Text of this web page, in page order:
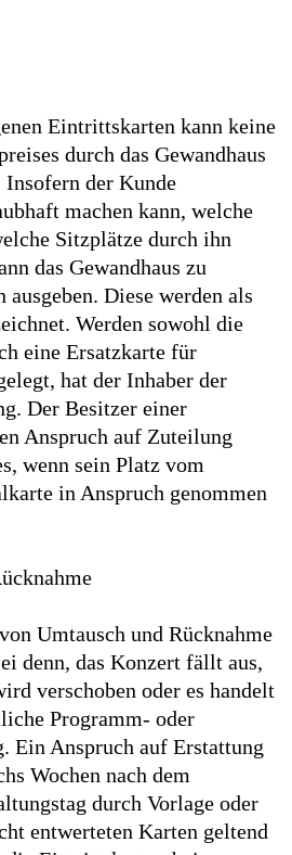
Eintrittskarten kann keine
durch das Gewandhaus
der Kunde
machen kann, welche
Sitzplätze durch ihn
das Gewandhaus zu
Diese werden als
Werden sowohl die
eine Ersatzkarte für
hat der Inhaber der
Der Besitzer einer
Anspruch auf Zuteilung
wenn sein Platz vom
in Anspruch genommen
Umtausch und Rücknahme
denn, das Konzert fällt aus,
verschoben oder es handelt
Programm- oder
Ein Anspruch auf Erstattung
Wochen nach dem
durch Vorlage oder
entwerteten Karten geltend